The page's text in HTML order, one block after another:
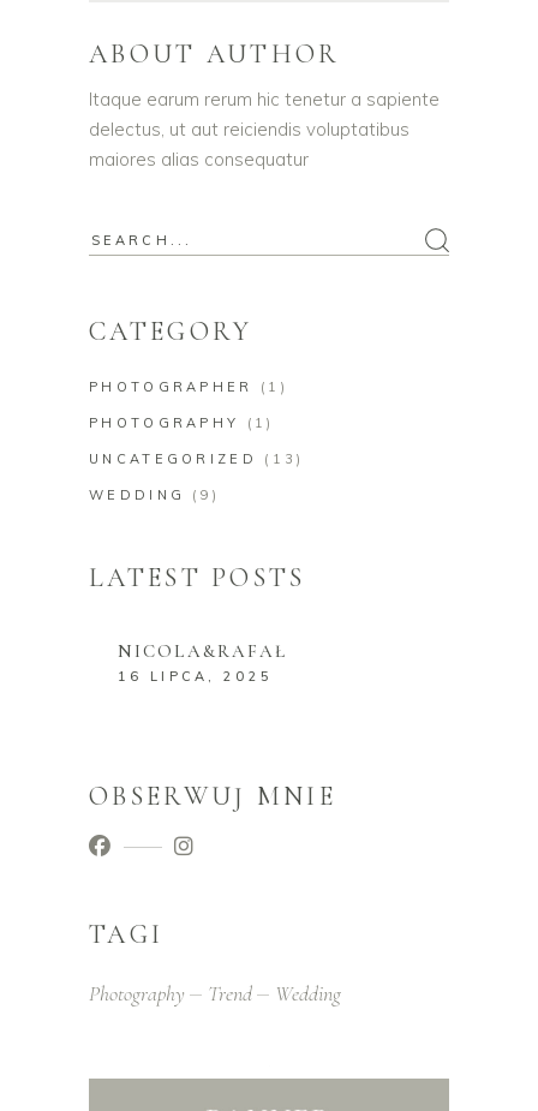
ABOUT AUTHOR
Itaque earum rerum hic tenetur a sapiente
delectus, ut aut reiciendis voluptatibus
maiores alias consequatur
Search
CATEGORY
PHOTOGRAPHER (1)
PHOTOGRAPHY (1)
UNCATEGORIZED (13)
WEDDING (9)
LATEST POSTS
NICOLA&RAFAŁ
16 LIPCA, 2025
OBSERWUJ MNIE
TAGI
Photography Trend Wedding